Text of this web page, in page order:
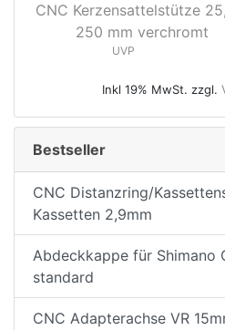
CNC Kerzensattelstütze
250 mm verchromt
UVP
Inkl 19% MwSt. zzgl.
Bestseller
CNC Distanzring/
Kassetten 2,9mm
Abdeckkappe für Shimano
standard
CNC Adapterachse VR